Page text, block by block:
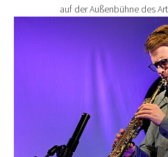
auf der Außenbühne des
Show larger version for: